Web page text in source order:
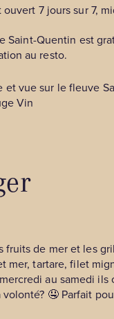
7 jours sur 7,
Saint-Quentin est
au resto.
fruits de mer et les
mer, tartare, filet
au samedi
🤤 Parfait